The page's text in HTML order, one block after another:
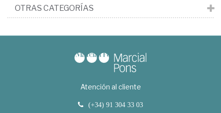
OTRAS CATEGORÍAS
Atención al cliente
(+34) 91 304 33 03